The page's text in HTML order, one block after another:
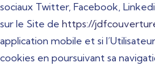
sociaux Twitter, Facebook,
sur le Site de https://
application mobile et si
cookies en poursuivant sa